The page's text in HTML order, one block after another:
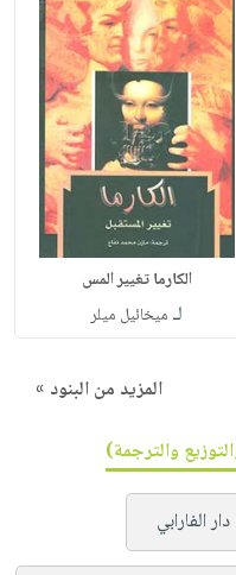
الكارما تغيير المس
لـ ميخائيل ميلر
المزيد من البنود »
والترجمة)
دار الفارابي